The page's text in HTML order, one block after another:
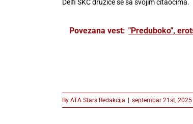
Delfi SKC družiće se sa svojim čitaocima.
Povezana vest: "Preduboko",
By ATA Stars Redakcija | septembar 21st, 2025